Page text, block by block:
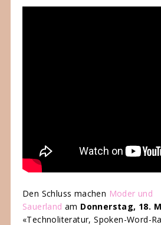
Den Schluss machen Moder und
Sauerland am Donnerstag, 18.
«Technoliteratur, Spoken-Word-